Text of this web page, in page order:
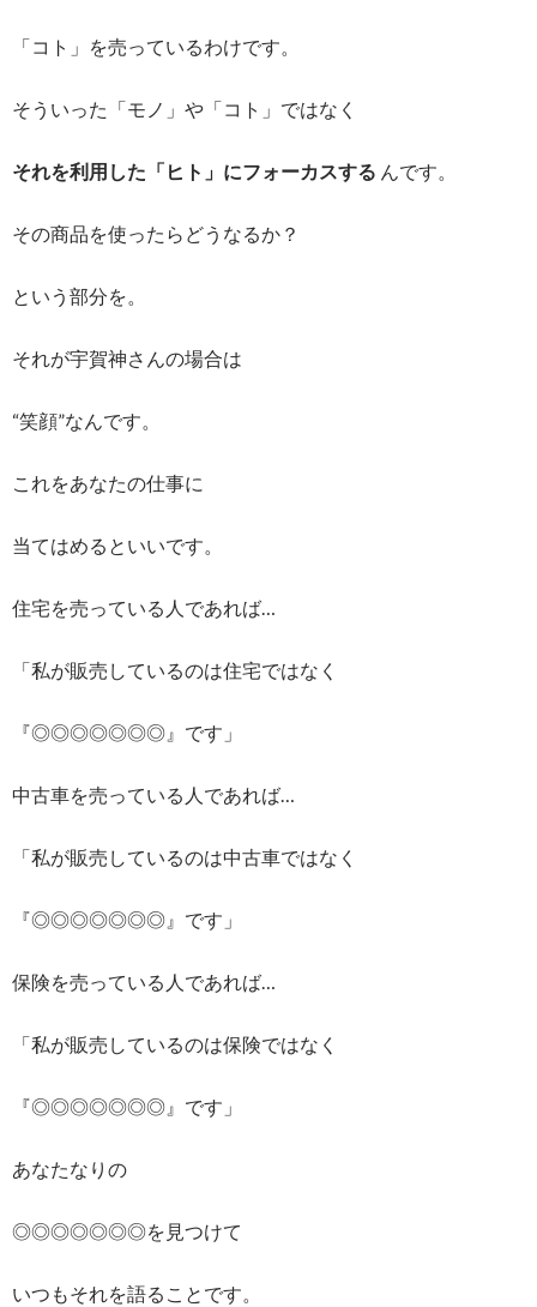
「コト」を売っているわけです。
そういった「モノ」や「コト」ではなく
それを利用した「ヒト」にフォーカスする んです。
その商品を使ったらどうなるか？
という部分を。
それが宇賀神さんの場合は
“笑顔”なんです。
これをあなたの仕事に
当てはめるといいです。
住宅を売っている人であれば…
「私が販売しているのは住宅ではなく
『◎◎◎◎◎◎◎』です」
中古車を売っている人であれば…
「私が販売しているのは中古車ではなく
『◎◎◎◎◎◎◎』です」
保険を売っている人であれば…
「私が販売しているのは保険ではなく
『◎◎◎◎◎◎◎』です」
あなたなりの
◎◎◎◎◎◎◎を見つけて
いつもそれを語ることです。